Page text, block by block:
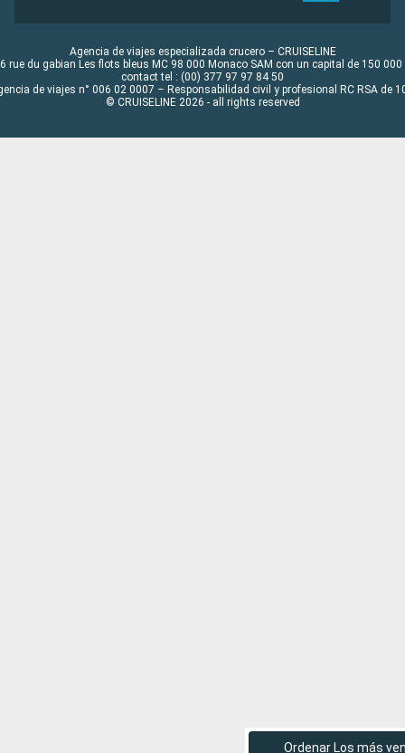
Ordenar Los más
Agencia de viajes especializada crucero – CRUISELINE
rue du gabian Les flots bleus MC 98 000 Monaco SAM con un capital de 150 000
contact tel : (00) 377 97 97 84 50
de viajes n° 006 02 0007 – Responsabilidad civil y profesional RC RSA de
© CRUISELINE 2026 - all rights reserved